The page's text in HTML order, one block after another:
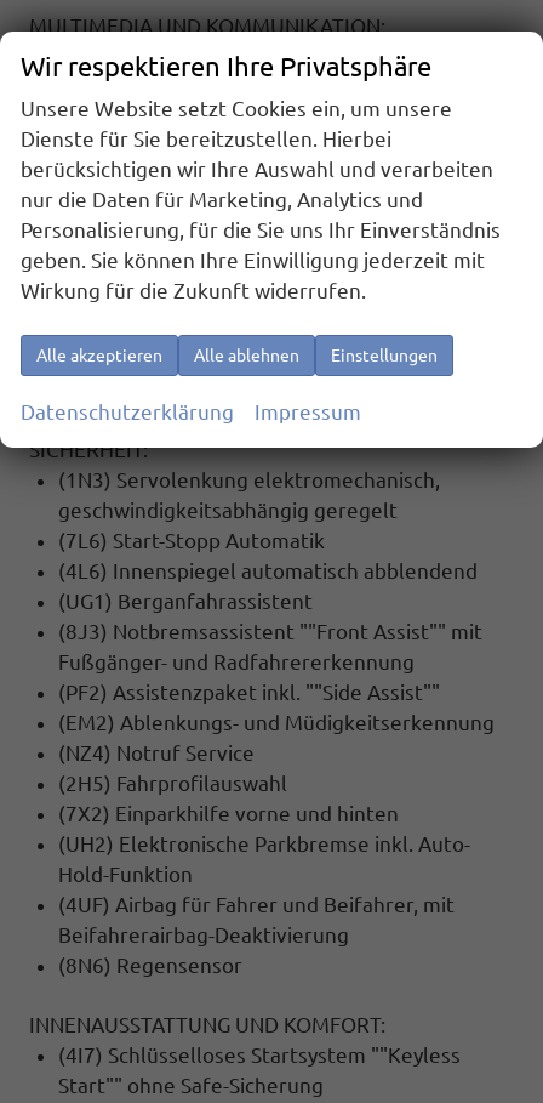
MULTIMEDIA UND KOMMUNIKATION:
(QV3) DAB+ Digitaler Radioempfang
(U9E) 2 USB-C-Schnittstellen vorn, 2 USB-C-
Ladebuchsen an der Mittelkonsole hinten,
Ladeleistung bis zu 45 W
(9WJ) App-Connect Wireless für Apple CarPlay
und Android Auto
(QH3) Sprachassistent IDA und elektronische
Sprachverstärkung
(9ZV) Telefonschnittstelle mit induktiver
Ladefunktion
(YOS) Vorbereitet für ""VW Connect"" und ""VW
SICHERHEIT:
(1N3) Servolenkung elektromechanisch,
geschwindigkeitsabhängig geregelt
(7L6) Start-Stopp Automatik
(4L6) Innenspiegel automatisch abblendend
(UG1) Berganfahrassistent
(8J3) Notbremsassistent ""Front Assist"" mit
Fußgänger- und Radfahrererkennung
(PF2) Assistenzpaket inkl. ""Side Assist""
(EM2) Ablenkungs- und Müdigkeitserkennung
(NZ4) Notruf Service
(2H5) Fahrprofilauswahl
(7X2) Einparkhilfe vorne und hinten
(UH2) Elektronische Parkbremse inkl. Auto-
Hold-Funktion
(4UF) Airbag für Fahrer und Beifahrer, mit
Beifahrerairbag-Deaktivierung
(8N6) Regensensor
INNENAUSSTATTUNG UND KOMFORT:
(4I7) Schlüsselloses Startsystem ""Keyless
Start"" ohne Safe-Sicherung
Wir respektieren Ihre Privatsphäre
Unsere Website setzt Cookies ein, um unsere
Dienste für Sie bereitzustellen. Hierbei
berücksichtigen wir Ihre Auswahl und verarbeiten
nur die Daten für Marketing, Analytics und
Personalisierung, für die Sie uns Ihr Einverständnis
geben. Sie können Ihre Einwilligung jederzeit mit
Wirkung für die Zukunft widerrufen.
Alle akzeptieren Alle ablehnen Einstellungen
Datenschutzerklärung Impressum